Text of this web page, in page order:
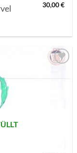
30,00€